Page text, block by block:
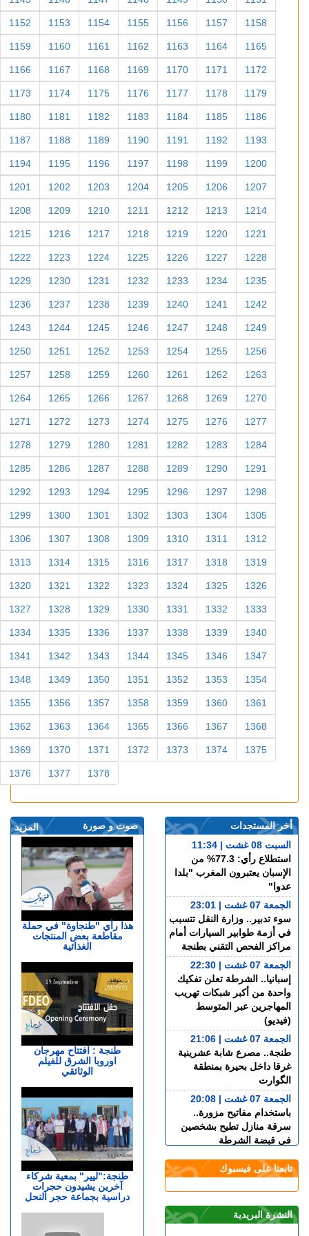
1152 1153 1154 1155 1156 1157 1158
1159 1160 1161 1162 1163 1164 1165
1166 1167 1168 1169 1170 1171 1172
1173 1174 1175 1176 1177 1178 1179
1180 1181 1182 1183 1184 1185 1186
1187 1188 1189 1190 1191 1192 1193
1194 1195 1196 1197 1198 1199 1200
1201 1202 1203 1204 1205 1206 1207
1208 1209 1210 1211 1212 1213 1214
1215 1216 1217 1218 1219 1220 1221
1222 1223 1224 1225 1226 1227 1228
1229 1230 1231 1232 1233 1234 1235
1236 1237 1238 1239 1240 1241 1242
1243 1244 1245 1246 1247 1248 1249
1250 1251 1252 1253 1254 1255 1256
1257 1258 1259 1260 1261 1262 1263
1264 1265 1266 1267 1268 1269 1270
1271 1272 1273 1274 1275 1276 1277
1278 1279 1280 1281 1282 1283 1284
1285 1286 1287 1288 1289 1290 1291
1292 1293 1294 1295 1296 1297 1298
1299 1300 1301 1302 1303 1304 1305
1306 1307 1308 1309 1310 1311 1312
1313 1314 1315 1316 1317 1318 1319
1320 1321 1322 1323 1324 1325 1326
1327 1328 1329 1330 1331 1332 1333
1334 1335 1336 1337 1338 1339 1340
1341 1342 1343 1344 1345 1346 1347
1348 1349 1350 1351 1352 1353 1354
1355 1356 1357 1358 1359 1360 1361
1362 1363 1364 1365 1366 1367 1368
1369 1370 1371 1372 1373 1374 1375
1376 1377 1378
المزيد صوت و صورة
هذا رأي "طنجاوة" في حملة
مقاطعة بعض المنتجات
الغذائية
طنجة : افتتاح مهرجان
اوروبا الشرق للفيلم
الوثائقي
طنجة:"ليير" بمعية شركاء
آخرين يشيدون حجرات
دراسية بجماعة حجر النحل
أخر المستجدات
السبت 08 غشت | 11:34
استطلاع رأي: 77.3% من
الإسبان يعتبرون المغرب "بلدا
عدوا"
الجمعة 07 غشت | 23:01
سوء تدبير.. وزارة النقل تتسبب
في أزمة طوابير السيارات أمام
مراكز الفحص التقني بطنجة
الجمعة 07 غشت | 22:30
إسبانيا.. الشرطة تعلن تفكيك
واحدة من أكبر شبكات تهريب
المهاجرين عبر المتوسط
(فيديو)
الجمعة 07 غشت | 21:06
طنجة.. مصرع شابة عشرينية
غرقا داخل بحيرة بمنطقة
الگوارت
الجمعة 07 غشت | 20:08
باستخدام مفاتيح مزورة..
سرقة منازل تطيح بشخصين
في قبضة الشرطة
الجمعة 07 غشت | 18:49
طنجة.. العثور على جثة أربعيني
الجمعة 07 غشت | 17:15
تابعنا على فيسبوك
النشرة البريدية